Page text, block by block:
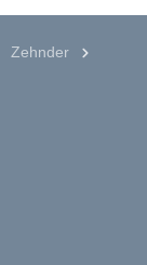
Zehnder